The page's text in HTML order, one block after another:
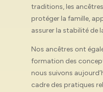
traditions, les
protéger la famille,
assurer la stabilité de
Nos ancêtres ont
formation des
nous suivons
cadre des pratiques